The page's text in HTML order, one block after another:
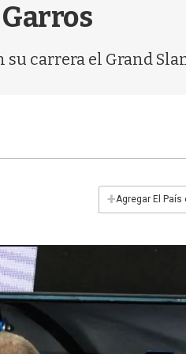
carrera el Grand
+Agregar El País